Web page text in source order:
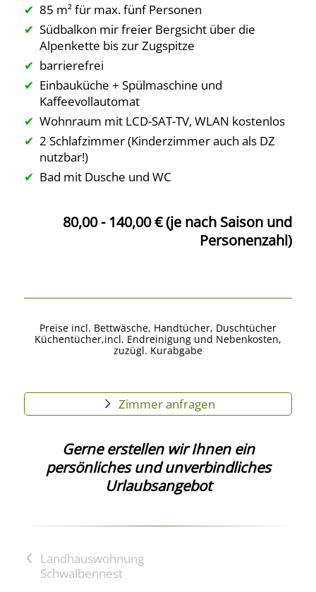
85 m² für max. fünf Personen
Südbalkon mir freier Bergsicht über die
Alpenkette bis zur Zugspitze
barrierefrei
Einbauküche + Spülmaschine und
Kaffeevollautomat
Wohnraum mit LCD-SAT-TV, WLAN kostenlos
2 Schlafzimmer (Kinderzimmer auch als DZ
nutzbar!)
Bad mit Dusche und WC
80,00 - 140,00 € (je nach Saison und
Personenzahl)
Preise incl. Bettwäsche, Handtücher, Duschtücher
Küchentücher,incl. Endreinigung und Nebenkosten,
zuzügl. Kurabgabe
Zimmer anfragen
Gerne erstellen wir Ihnen ein
persönliches und unverbindliches
Urlaubsangebot
<